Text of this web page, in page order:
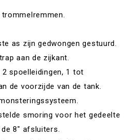
as zijn gedwongen gestuurd.
aan de zijkant.
spoelleidingen, 1 tot
de voorzijde van de tank.
smoring voor het gedeelte
8″ afsluiters.